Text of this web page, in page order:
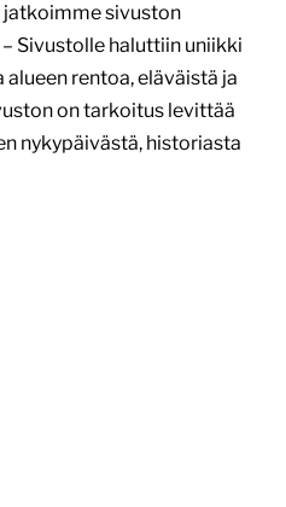
sivuston
Sivustolle haluttiin uniikki
rentoa, eläväistä ja
on tarkoitus levittää
nykypäivästä, historiasta